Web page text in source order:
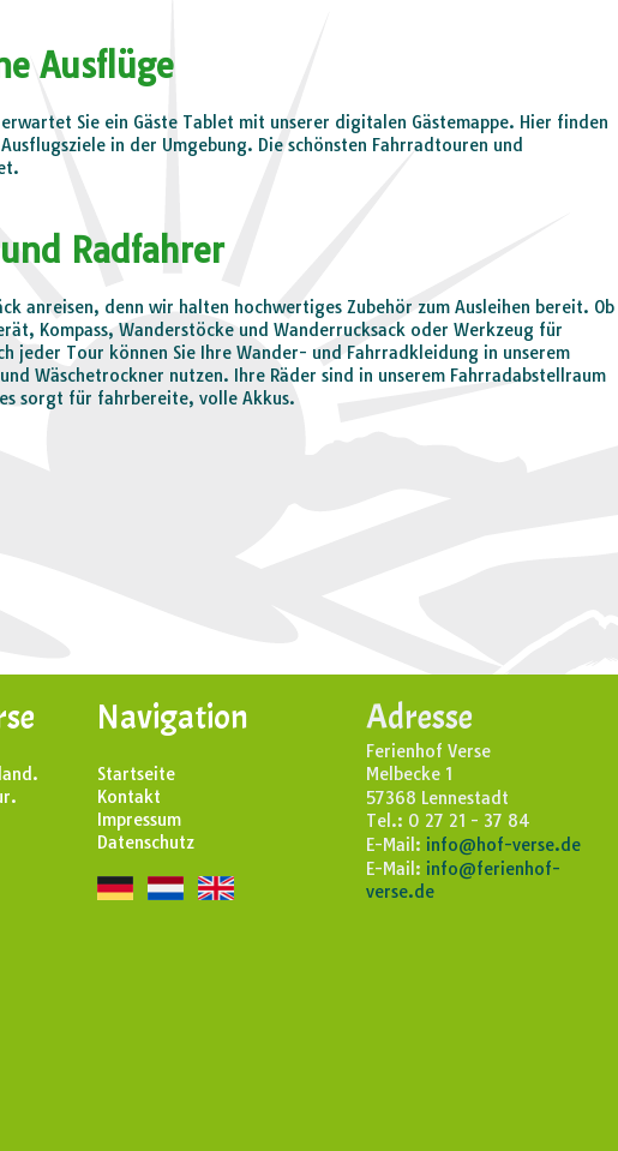
Ausflüge
Sie ein Gäste Tablet mit unserer digitalen Gästemappe. Hier finden
in der Umgebung. Die schönsten Fahrradtouren und
Radfahrer
anreisen, denn wir halten hochwertiges Zubehör zum Ausleihen bereit. Ob
Kompass, Wanderstöcke und Wanderrucksack oder Werkzeug für
jeder Tour können Sie Ihre Wander- und Fahrradkleidung in unserem
Wäschetrockner nutzen. Ihre Räder sind in unserem Fahrradabstellraum
sorgt für fahrbereite, volle Akkus.
Navigation
Startseite
Kontakt
Impressum
Datenschutz
Adresse
Ferienhof Verse
Melbecke 1
57368 Lennestadt
Tel.: 0 27 21 - 37 84
E-Mail: info@hof-verse.de
E-Mail: info@ferienhof-
verse.de